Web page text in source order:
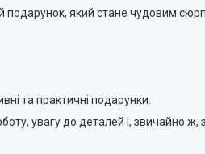
подарунок, який стане чудовим
та практичні подарунки.
увагу до деталей і, звичайно ж,